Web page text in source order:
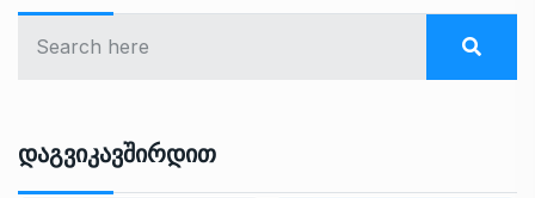
Დაგვიკავშირდით